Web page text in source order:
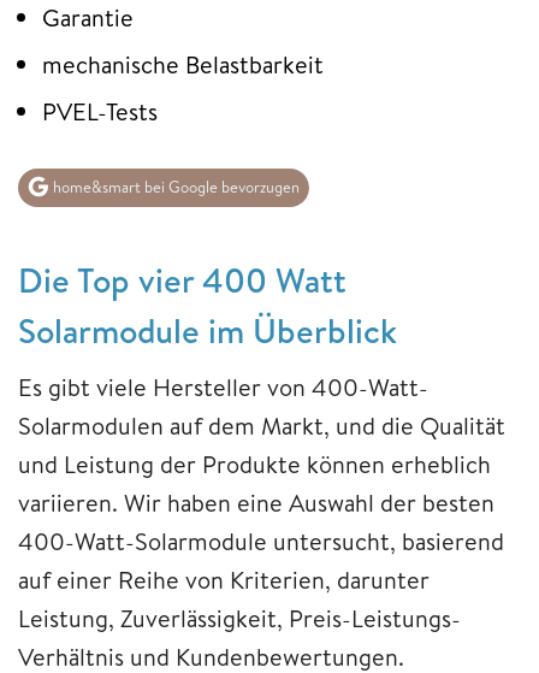
Garantie
mechanische Belastbarkeit
PVEL-Tests
home&smart bei Google bevorzugen
Die Top vier 400 Watt
Solarmodule im Überblick
Es gibt viele Hersteller von 400-Watt-
Solarmodulen auf dem Markt, und die Qualität
und Leistung der Produkte können erheblich
variieren. Wir haben eine Auswahl der besten
400-Watt-Solarmodule untersucht, basierend
auf einer Reihe von Kriterien, darunter
Leistung, Zuverlässigkeit, Preis-Leistungs-
Verhältnis und Kundenbewertungen.